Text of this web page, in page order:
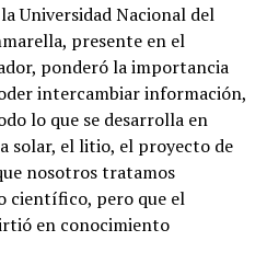
Universidad Nacional del
presente en el
ponderó la importancia
intercambiar información,
lo que se desarrolla en
solar, el litio, el proyecto de
nosotros tratamos
científico, pero que el
en conocimiento